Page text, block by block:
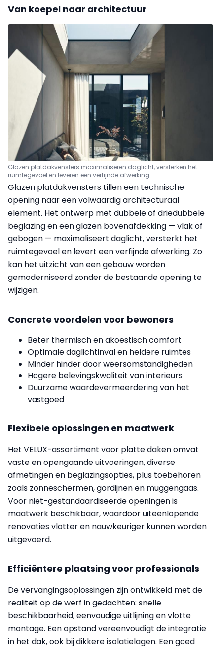
Van koepel naar architectuur
Glazen platdakvensters maximaliseren daglicht, versterken het
ruimtegevoel en leveren een verfijnde afwerking
Glazen platdakvensters tillen een technische
opening naar een volwaardig architecturaal
element. Het ontwerp met dubbele of driedubbele
beglazing en een glazen bovenafdekking — vlak of
gebogen — maximaliseert daglicht, versterkt het
ruimtegevoel en levert een verfijnde afwerking. Zo
kan het uitzicht van een gebouw worden
gemoderniseerd zonder de bestaande opening te
wijzigen.
Concrete voordelen voor bewoners
Beter thermisch en akoestisch comfort
Optimale daglichtinval en heldere ruimtes
Minder hinder door weersomstandigheden
Hogere belevingskwaliteit van interieurs
Duurzame waardevermeerdering van het
vastgoed
Flexibele oplossingen en maatwerk
Het VELUX-assortiment voor platte daken omvat
vaste en opengaande uitvoeringen, diverse
afmetingen en beglazingsopties, plus toebehoren
zoals zonneschermen, gordijnen en muggengaas.
Voor niet-gestandaardiseerde openingen is
maatwerk beschikbaar, waardoor uiteenlopende
renovaties vlotter en nauwkeuriger kunnen worden
uitgevoerd.
Efficiëntere plaatsing voor professionals
De vervangingsoplossingen zijn ontwikkeld met de
realiteit op de werf in gedachten: snelle
beschikbaarheid, eenvoudige uitlijning en vlotte
montage. Een opstand vereenvoudigt de integratie
in het dak, ook bij dikkere isolatielagen. Een goed